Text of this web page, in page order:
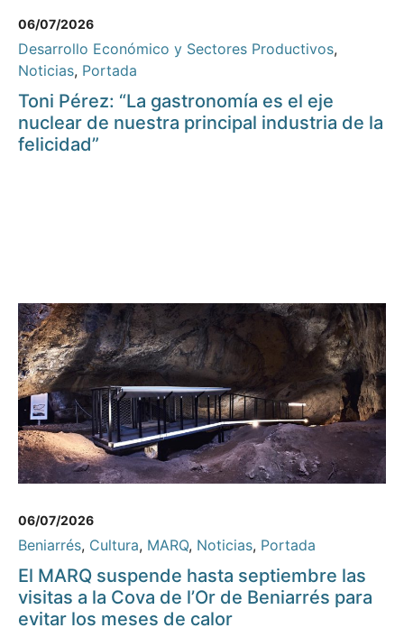
06/07/2026
Desarrollo Económico y Sectores Productivos,
Noticias, Portada
Toni Pérez: “La gastronomía es el eje
nuclear de nuestra principal industria de la
felicidad”
06/07/2026
Beniarrés, Cultura, MARQ, Noticias, Portada
El MARQ suspende hasta septiembre las
visitas a la Cova de l’Or de Beniarrés para
evitar los meses de calor